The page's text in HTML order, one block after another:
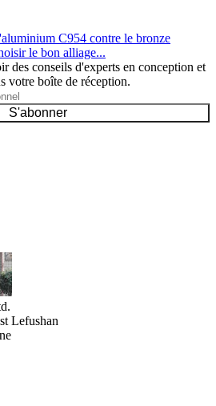
C954 contre le bronze
le bon alliage...
des conseils d'experts en conception et
votre boîte de réception.
S'abonner
Lefushan